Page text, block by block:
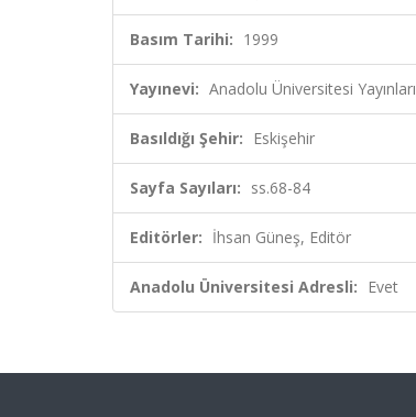
Basım Tarihi: 1999
Yayınevi: Anadolu Üniversitesi Yayınları
Basıldığı Şehir: Eskişehir
Sayfa Sayıları: ss.68-84
Editörler: İhsan Güneş, Editör
Anadolu Üniversitesi Adresli: Evet